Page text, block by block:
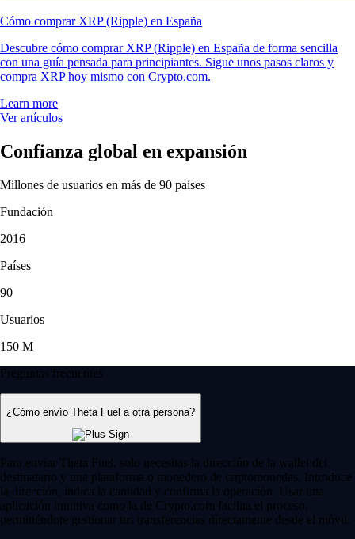
Cómo comprar XRP (Ripple) en España
Descubre cómo comprar XRP (Ripple) en España de forma sencilla
con una guía pensada para principiantes. Sigue unos pasos claros y
compra XRP hoy mismo con Crypto.com.
Learn more
Ver artículos
Confianza global en expansión
Millones de usuarios en más de 90 países
Fundación
2016
Países
90
Usuarios
150 M
Preguntas frecuentes
¿Cómo envío Theta Fuel a otra persona?
Para enviar Theta Fuel, solo necesitas la dirección de la wallet del
destinatario y una plataforma o monedero de criptomonedas. Introduce
la dirección, indica la cantidad y confirma la operación. Usar una
aplicación intuitiva como la de Crypto.com facilita el proceso,
permitiéndote gestionar tus transferencias directamente desde el móvil.